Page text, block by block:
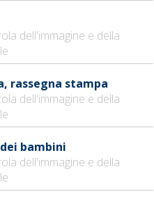
dell'immagine e della
rassegna stampa
dell'immagine e della
bambini
dell'immagine e della